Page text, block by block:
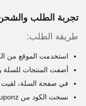
تجربة الطلب
طريقة الطلب:
استخدمت الموقع من
أضفت المنتجات للسلة
في صفحة السلة، لقيت
نسخت الكود من Golden couponz والصقته